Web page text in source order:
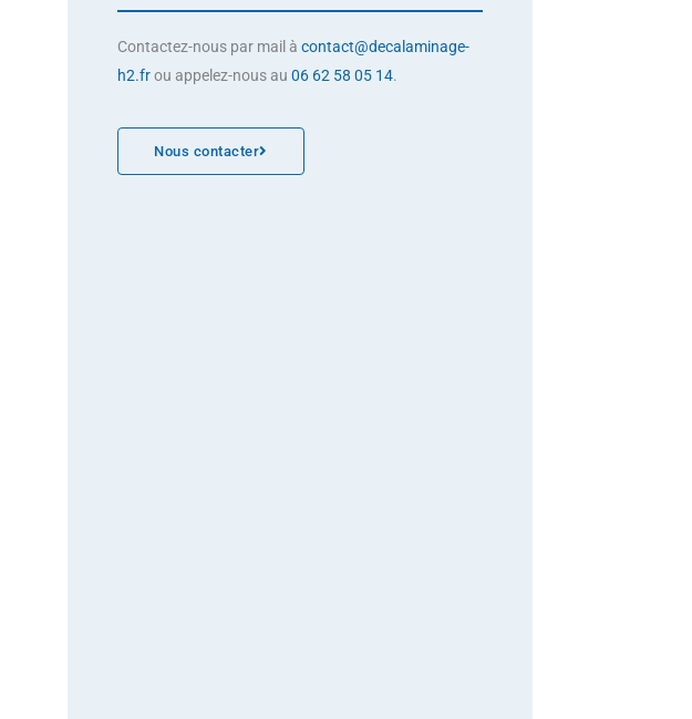
Contactez-nous par mail à contact@decalaminage-
h2.frou appelez-nous au 06 62 58 05 14.
Nous contacter